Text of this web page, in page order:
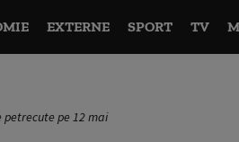
EXTERNE SPORT TV
pe 12 mai